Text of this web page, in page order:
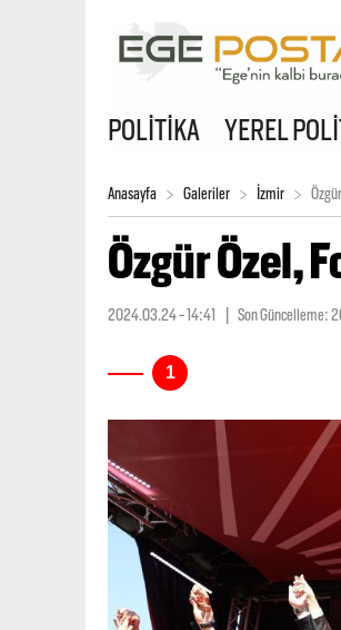
POLİTİKA YEREL
Anasayfa Galeriler İzmir
Özgür Özel,
2024.03.24 - 14:41 | Son Güncelleme: